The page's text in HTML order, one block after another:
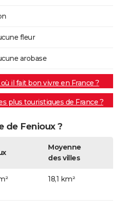
fleur
arobase
il fait bon vivre en France ?
plus touristiques de France ?
de Fenioux ?
Moyenne
des villes
18,1 km²